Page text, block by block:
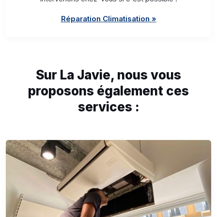
Réparation Climatisation »
Sur La Javie, nous vous
proposons également ces
services :